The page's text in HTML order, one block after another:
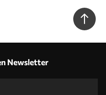
Newsletter